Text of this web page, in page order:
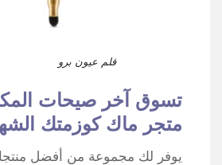
قلم عيون برو
تسوق آخر صيحات
متجر ماك كوزمتك
يوفر لك مجموعة من أفضل